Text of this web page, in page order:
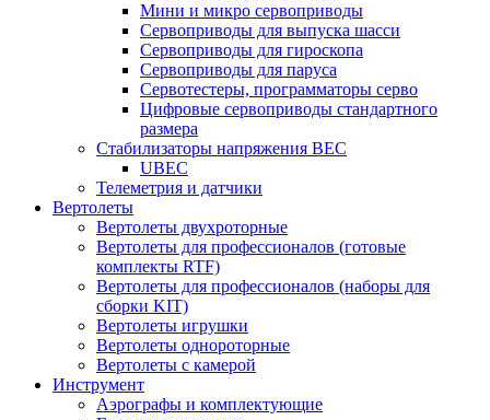
Мини и микро сервоприводы
Сервоприводы для выпуска шасси
Сервоприводы для гироскопа
Сервоприводы для паруса
Сервотестеры, программаторы серво
Цифровые сервоприводы стандартного
размера
Стабилизаторы напряжения BEC
UBEC
Телеметрия и датчики
Вертолеты
Вертолеты двухроторные
Вертолеты для профессионалов (готовые
комплекты RTF)
Вертолеты для профессионалов (наборы для
сборки KIT)
Вертолеты игрушки
Вертолеты однороторные
Вертолеты с камерой
Инструмент
Аэрографы и комплектующие